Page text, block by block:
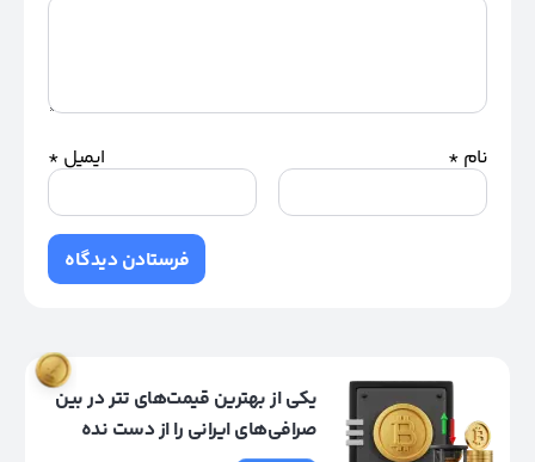
نام * ایمیل *
یکی از بهترین قیمت‌های تتر در بین
صرافی‌های ایرانی را از دست نده